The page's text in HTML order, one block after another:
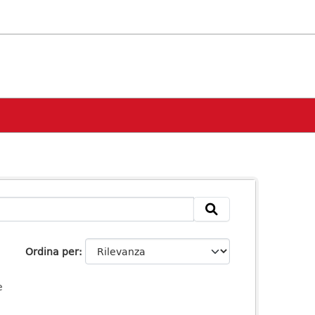
Ordina per